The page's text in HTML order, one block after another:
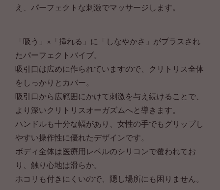
え、パーフェクトな刺激でマッサージします。
「吸う」×「挿れる」に「しなやかさ」がプラスされ
たパーフェクトバイブ。
吸引口は広めに作られていますので、クリトリス全体
をしっかりとカバー。
吸引口から広範囲にかけて刺激を与え続けることで、
より深いクリトリスオーガズムへと導きます。
ハンドルも十分な幅があり、女性の手でもグリップし
やすい操作性に優れたデザインです。
ボディ全体は医療用レベルのシリコンで覆われてお
り、触り心地は滑らか。
ホコリも付きにくいので、隠し場所にも困りません。